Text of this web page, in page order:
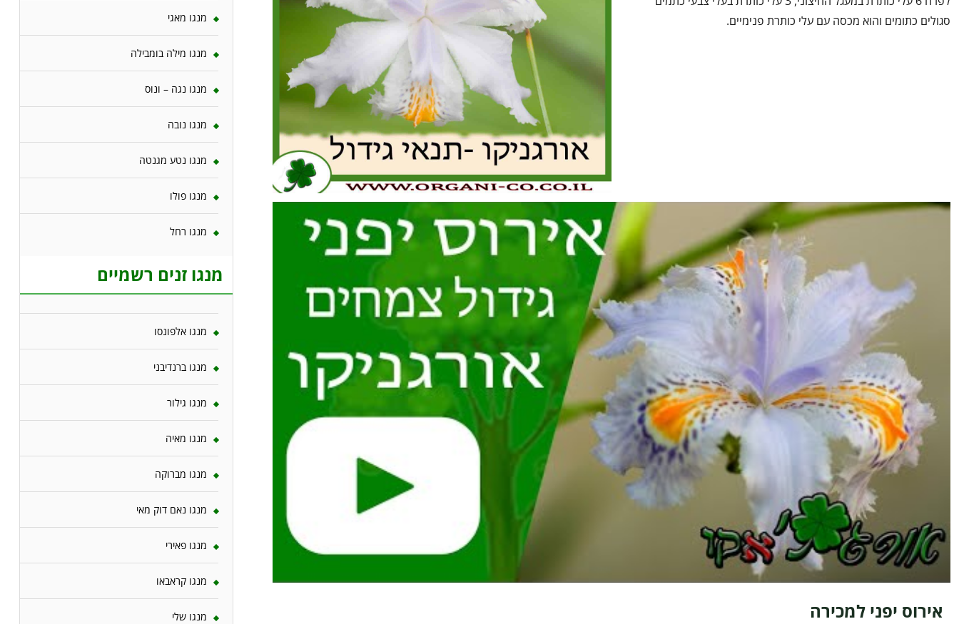
סגולים כתומים והוא מכסה עם עלי כותרת פנימיים.
אירוס יפני למכירה
מנגו מאגי
מנגו מילה בומבילה
מנגו נגה – ונוס
מנגו נובה
מנגו נטע מגנטה
מנגו פולו
מנגו רחל
מנגו זנים רשמיים
מנגו אלפונסו
מנגו ברנדיבני
מנגו גילור
מנגו מאיה
מנגו מברוקה
מנגו נאם דוק מאי
מנגו פאירי
מנגו קראבאו
מנגו שלי